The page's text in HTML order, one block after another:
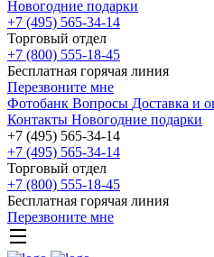
Новогодние подарки
+7 (495) 565-34-14
Торговый отдел
+7 (800) 555-18-45
Бесплатная горячая линия
Перезвоните мне
Фотобанк Вопросы Доставка и
Контакты Новогодние подарки
+7 (495) 565-34-14
+7 (495) 565-34-14
Торговый отдел
+7 (800) 555-18-45
Бесплатная горячая линия
Перезвоните мне